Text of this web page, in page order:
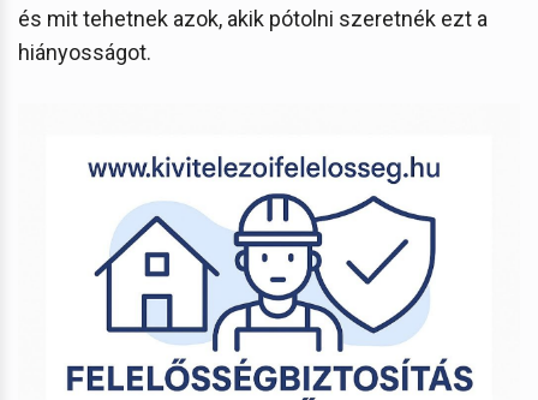
és mit tehetnek azok, akik pótolni szeretnék ezt a
hiányosságot.